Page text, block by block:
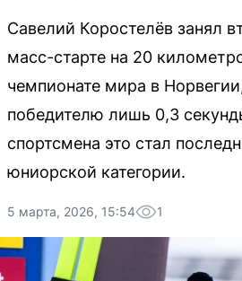
Савелий Коростелёв занял
масс-старте на 20
чемпионате мира в
победителю лишь 0,3
спортсмена это стал
юниорской категории.
5 марта, 2026, 15:54 1